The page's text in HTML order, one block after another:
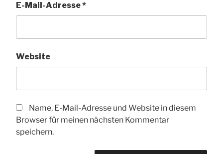
E-Mail-Adresse*
Website
Name, E-Mail-Adresse und Website in diesem
Browser für meinen nächsten Kommentar
speichern.